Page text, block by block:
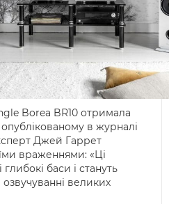
Borea BR10 отримала
в журналі
Джей Гаррет
враженнями: «Ці
баси і стануть
великих